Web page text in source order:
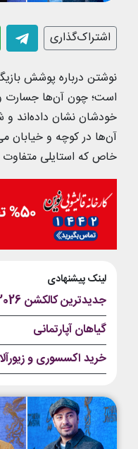
اشتراک‌گذاری
نوشتن درباره پوشش
است؛ چون آن‌ها جسارت
خودشان نشان داده‌اند و
آن‌ها در کوچه و خیابان
خاص که استایلی
لینک پیشنهادی
جدیدترین کالکشن 2026 دستبند نقره پاندورا
گیاهان آپارتمانی
خرید اکسسوری و